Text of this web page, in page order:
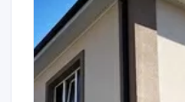
здания и его